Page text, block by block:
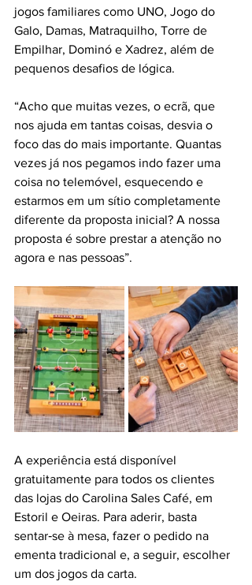
jogos familiares como UNO, Jogo do
Galo, Damas, Matraquilho, Torre de
Empilhar, Dominó e Xadrez, além de
pequenos desafios de lógica.
“Acho que muitas vezes, o ecrã, que
nos ajuda em tantas coisas, desvia o
foco das do mais importante. Quantas
vezes já nos pegamos indo fazer uma
coisa no telemóvel, esquecendo e
estarmos em um sítio completamente
diferente da proposta inicial? A nossa
proposta é sobre prestar a atenção no
agora e nas pessoas”.
A experiência está disponível
gratuitamente para todos os clientes
das lojas do Carolina Sales Café, em
Estoril e Oeiras. Para aderir, basta
sentar‑se à mesa, fazer o pedido na
ementa tradicional e, a seguir, escolher
um dos jogos da carta.